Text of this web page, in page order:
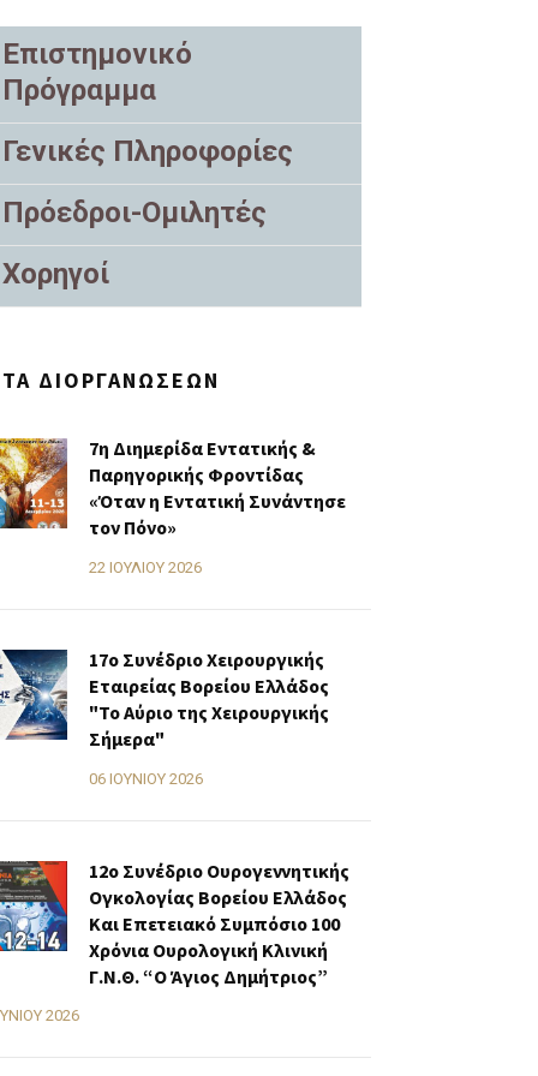
Επιστημονικό
Πρόγραμμα
Γενικές Πληροφορίες
Πρόεδροι-Ομιλητές
Χορηγοί
ΔΙΟΡΓΑΝΏΣΕΩΝ
7η Διημερίδα Εντατικής &
Παρηγορικής Φροντίδας
«Όταν η Εντατική Συνάντησε
τον Πόνο»
22 ΙΟΥΛΊΟΥ 2026
17ο Συνέδριο Χειρουργικής
Εταιρείας Βορείου Ελλάδος
"Το Αύριο της Χειρουργικής
Σήμερα"
06 ΙΟΥΝΊΟΥ 2026
12ο Συνέδριο Ουρογεννητικής
Ογκολογίας Βορείου Ελλάδος
Και Επετειακό Συμπόσιο 100
Χρόνια Ουρολογική Κλινική
Γ.Ν.Θ. “Ο Άγιος Δημήτριος”
2026